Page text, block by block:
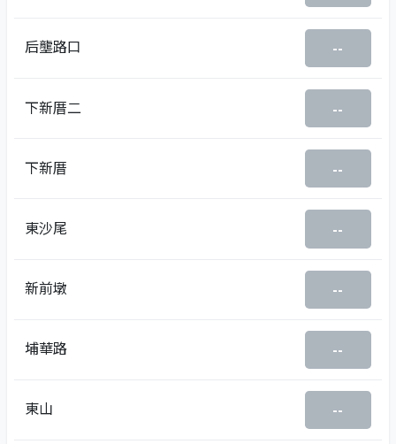
后壟路口 --
下新厝二 --
下新厝 --
東沙尾 --
新前墩 --
埔華路 --
東山 --